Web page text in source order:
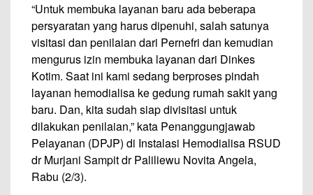
“Untuk membuka layanan baru ada beberapa
persyaratan yang harus dipenuhi, salah satunya
visitasi dan penilaian dari Pernefri dan kemudian
mengurus izin membuka layanan dari Dinkes
Kotim. Saat ini kami sedang berproses pindah
layanan hemodialisa ke gedung rumah sakit yang
baru. Dan, kita sudah siap divisitasi untuk
dilakukan penilaian,” kata Penanggungjawab
Pelayanan (DPJP) di Instalasi Hemodialisa RSUD
dr Murjani Sampit dr Paliliewu Novita Angela,
Rabu (2/3).